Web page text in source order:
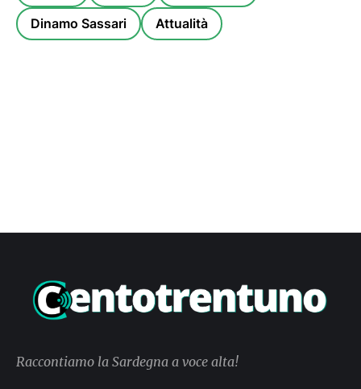
Dinamo Sassari Attualità
Raccontiamo la Sardegna a voce alta!